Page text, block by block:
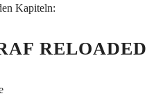
Kapiteln:
RELOADED